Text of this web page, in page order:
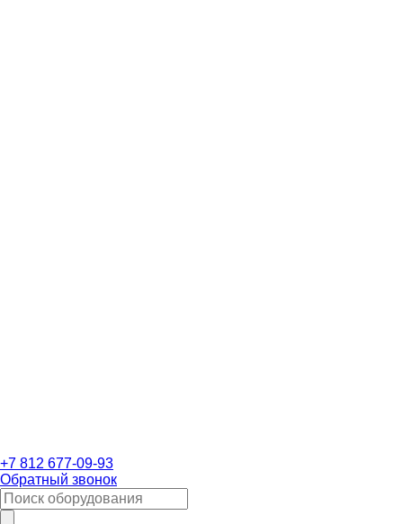
+7 812 677-09-93
Обратный звонок